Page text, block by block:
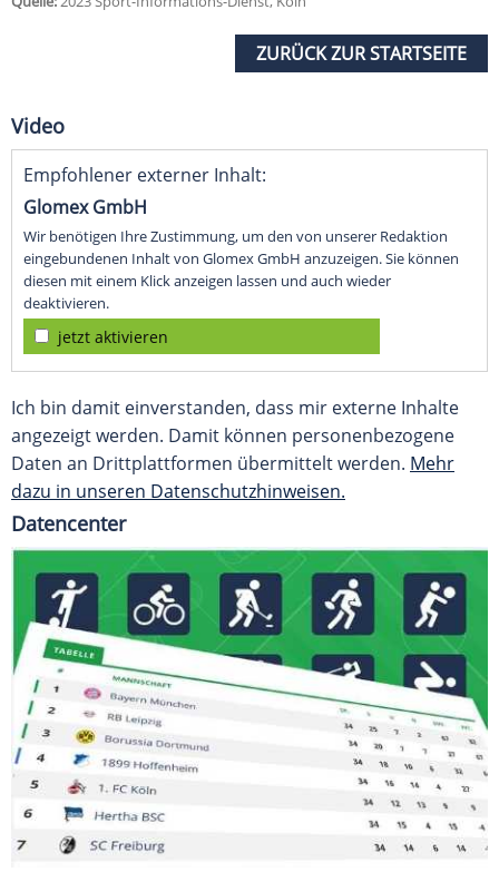
ZURÜCK ZUR STARTSEITE
Video
Empfohlener externer Inhalt:
Glomex GmbH
Wir benötigen Ihre Zustimmung, um den von unserer Redaktion
eingebundenen Inhalt von Glomex GmbH anzuzeigen. Sie können
diesen mit einem Klick anzeigen lassen und auch wieder
deaktivieren.
jetzt aktivieren
Ich bin damit einverstanden, dass mir externe Inhalte
angezeigt werden. Damit können personenbezogene
Daten an Drittplattformen übermittelt werden. Mehr
dazu in unseren Datenschutzhinweisen.
Datencenter